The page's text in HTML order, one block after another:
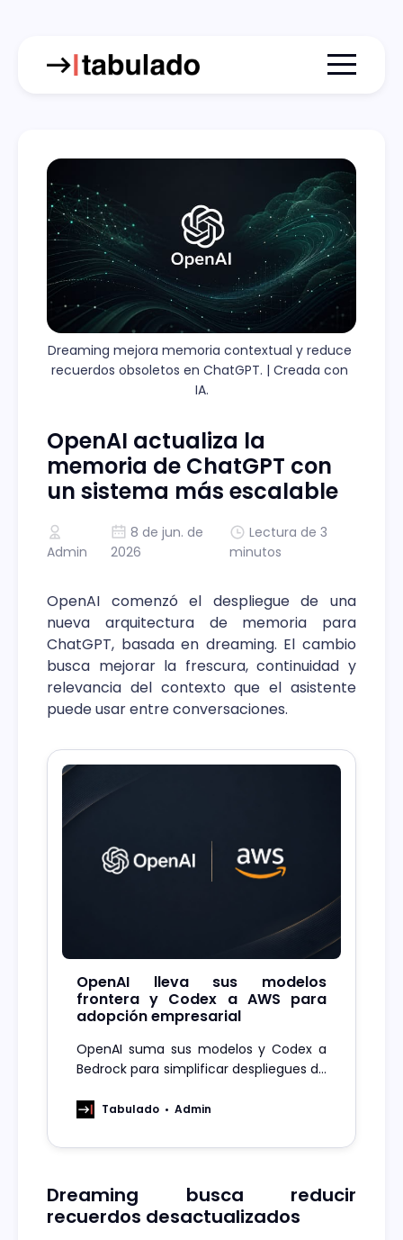
Menu
Dreaming mejora memoria contextual y reduce
recuerdos obsoletos en ChatGPT. | Creada con
IA.
OpenAI actualiza la
memoria de ChatGPT con
un sistema más escalable
Admin
8 de jun. de
2026
Lectura de 3
minutos
OpenAI comenzó el despliegue de una
nueva arquitectura de memoria para
ChatGPT, basada en dreaming. El cambio
busca mejorar la frescura, continuidad y
relevancia del contexto que el asistente
puede usar entre conversaciones.
OpenAI lleva sus modelos
frontera y Codex a AWS para
adopción empresarial
OpenAI suma sus modelos y Codex a
Bedrock para simplificar despliegues de
sobre AWS
Tabulado Admin
Dreaming busca reducir
recuerdos desactualizados